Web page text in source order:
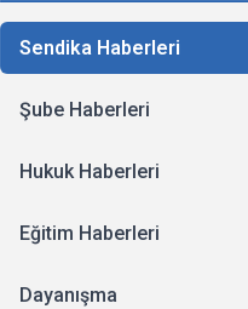
Sendika Haberleri
Şube Haberleri
Hukuk Haberleri
Eğitim Haberleri
Dayanışma